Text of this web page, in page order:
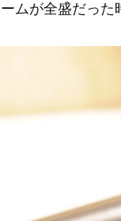
ムが全盛だった